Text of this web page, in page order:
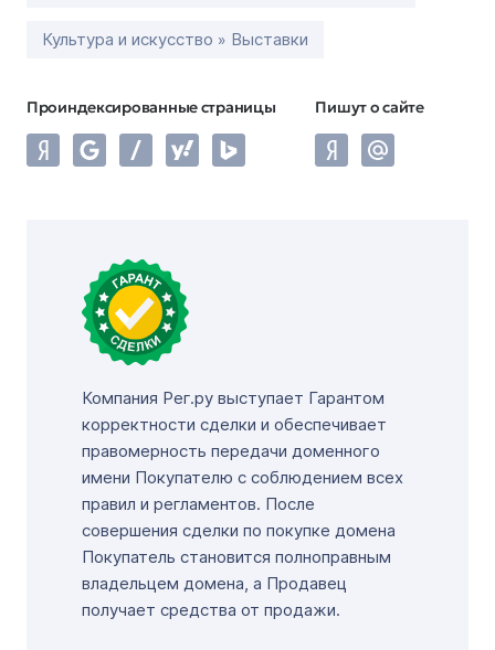
Культура и искусство » Выставки
Проиндексированные страницы Пишут о сайте
Компания Рег.ру выступает Гарантом
корректности сделки и обеспечивает
правомерность передачи доменного
имени Покупателю с соблюдением всех
правил и регламентов. После
совершения сделки по покупке домена
Покупатель становится полноправным
владельцем домена, а Продавец
получает средства от продажи.